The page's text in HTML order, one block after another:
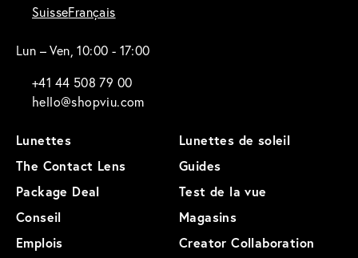
SuisseFrançais
Lun – Ven, 10:00 - 17:00
+41 44 508 79 00
hello@shopviu.com
Lunettes
Lunettes de soleil
The Contact Lens
Guides
Package Deal
Test de la vue
Conseil
Magasins
Emplois
Creator Collaboration